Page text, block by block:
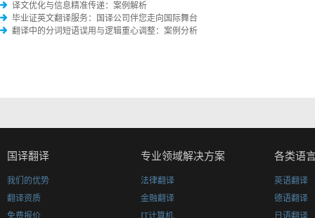
译文优化与信息精准传递：案例解析
毕业证英文翻译服务：国译公司伴您走向国际舞台
翻译中的分词短语误用与逻辑重心调整：案例分析
国译翻译
我们的优势
翻译资质
免费报价
专业领域解决方案
法律翻译
金融翻译
IT计算机
各类语
英语翻译
德语翻译
日语翻译